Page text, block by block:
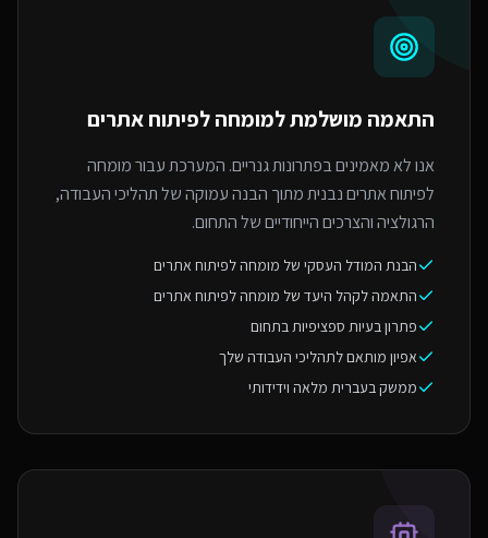
התאמה מושלמת למומחה לפיתוח אתרים
אנו לא מאמינים בפתרונות גנריים. המערכת עבור מומחה
לפיתוח אתרים נבנית מתוך הבנה עמוקה של תהליכי העבודה,
הרגולציה והצרכים הייחודיים של התחום.
הבנת המודל העסקי של מומחה לפיתוח אתרים
התאמה לקהל היעד של מומחה לפיתוח אתרים
פתרון בעיות ספציפיות בתחום
אפיון מותאם לתהליכי העבודה שלך
ממשק בעברית מלאה וידידותי